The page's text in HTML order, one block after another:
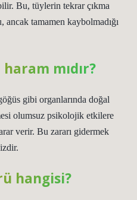
Bu, tüylerin tekrar çıkma
ancak tamamen kaybolmadığı
mıdır?
gibi organlarında doğal
olumsuz psikolojik etkilere
verir. Bu zararı gidermek
hangisi?